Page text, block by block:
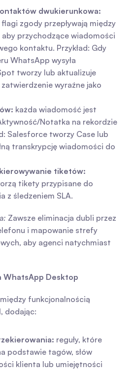
dwukierunkowa:
zgody przepływają między
przychodzące wiadomości
kontaktu. Przykład: Gdy
WhatsApp wysyła
tworzy lub aktualizuje
wyraźne jako
każda wiadomość jest
Notatka na rekordzie
Salesforce tworzy Case lub
transkrypcję wiadomości do
tiketów:
tikety przypisane do
z śledzeniem SLA.
Zawsze eliminacja dubli przez
i mapowanie strefy
aby agenci natychmiast
WhatsApp Desktop
funkcjonalnością
dodając:
reguły, które
podstawie tagów, słów
klienta lub umiejętności